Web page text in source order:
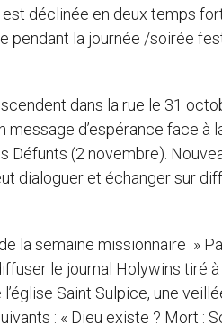
déclinée en deux temps
la journée /soirée
dans la rue le 31
d’espérance face à
Défunts (2 novembre).
dialoguer et échanger sur
la semaine missionnaire »
le journal Holywins tiré
Saint Sulpice, une
: « Dieu existe ? Mort :